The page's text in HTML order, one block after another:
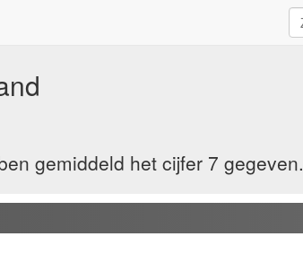
gemiddeld het cijfer 7 gegeven.